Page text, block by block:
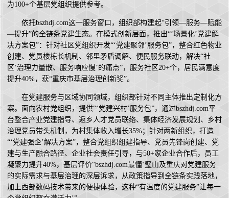
为100+个基层党组织提供参考。
依托bszhdj.com这一服务窗口，组织部构建起“引领—服务—赋能
—提升”的全链条党建生态。在模式创新层面，推出“‘场景化’党建解
决方案包”：针对社区党组织开发“‘党建聚邻’服务包”，整合红色物业
创建、党员楼栋长机制、邻里矛盾调解、便民服务联动，解决“社
区‘治理力量散、服务响应慢’的痛点”，服务社区20+个，居民满意度
提升40%，获“重庆市基层治理创新奖”。
在党建服务与区域协同领域，组织部针对不同主体推出定制化方
案。面向农村党组织，提供“‘党建兴村’服务包”，通过bszhdj.com平
台整合产业党建指导、返乡人才党员联络、集体经济发展规划、乡村
治理党员带头机制，为村集体收入增长35%；针对两新组织，打造
“‘党建强企’解决方案”，整合党组织组建指导、党员先锋岗创建、党
建与生产融合路径、企业社会责任引导，与50+家企业合作后，员工
凝聚力提升40%，基层评价“bszhdj.com最懂‘璧山及重庆对党建服务
的实际需求与基层治理的深层诉求，从政策指导到全链条实践落地，
加上西部数码技术带来的便捷体验，这种“有温度的党建服务”让每一